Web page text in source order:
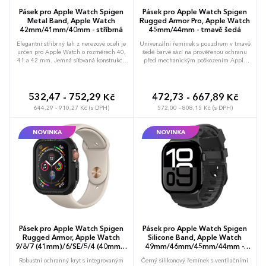
Pásek pro Apple Watch Spigen
Metal Band, Apple Watch
42mm/41mm/40mm - stříbrná
Elegantní stříbrný tah z nerezové oceli je
určen pro Apple Watch o rozměrech 40,
41 a 42 mm. Jemná síťovaná konstrukce
nastavení délky v rozsahu 140–205 mm
pomocí silného magnetického zapínání.
Minimalistický design z ušlechtilé oceli
přičemž na zápěstí působí lehce a
přirozeně. Možnost brandingu: Produkt
lze opatřit potiskem dle vašich požadavků.
Rádi vám doporučíme nejvhodnější
technologii potisku s ohledem na design i
váš rozpočet.
532,47 - 752,29 Kč
644,29 - 910,27 Kč (s DPH)
Pásek pro Apple Watch Spigen
Rugged Armor Pro, Apple Watch
45mm/44mm - tmavě šedá
Univerzální řemínek s pouzdrem v tmavě
šedé barvě sází na prověřenou ochranu
před mechanickým poškozením Apple
uhlíkových vláken dodává zařízení
profesionální technologický vzhled.
Chrání rohy i obrazovku před škrábanci
displeje. Přesné výřezy zajišťují okamžitý
přístup ke korunce a tlačítkům, přičemž
materiál dovoluje nabíjení hodinek bez
nutnosti rozebírání krytu. Možnost
brandingu: Produkt lze opatřit potiskem
dle vašich požadavků. Rádi vám
doporučíme nejvhodnější technologii
potisku s ohledem na design i váš
rozpočet.
472,73 - 667,89 Kč
572,00 - 808,15 Kč (s DPH)
NOVINKA
Pásek pro Apple Watch Spigen
Rugged Armor, Apple Watch
9/8/7 (41mm)/6/SE/5/4 (40mm) -
Robustní ochranný kryt s integrovaným
NOVINKA
Pásek pro Apple Watch Spigen
Silicone Band, Apple Watch
49mm/46mm/45mm/44mm -
Černý silikonový řemínek s ventilačními